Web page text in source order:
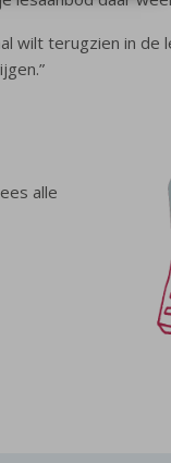
wilt terugzien in
alle